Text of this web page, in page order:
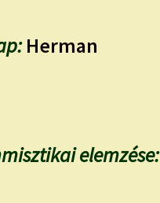
Herman
elemzése: